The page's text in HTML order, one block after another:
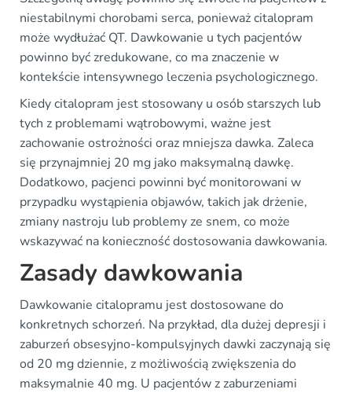
niestabilnymi chorobami serca, ponieważ citalopram
może wydłużać QT. Dawkowanie u tych pacjentów
powinno być zredukowane, co ma znaczenie w
kontekście intensywnego leczenia psychologicznego.
Kiedy citalopram jest stosowany u osób starszych lub
tych z problemami wątrobowymi, ważne jest
zachowanie ostrożności oraz mniejsza dawka. Zaleca
się przynajmniej 20 mg jako maksymalną dawkę.
Dodatkowo, pacjenci powinni być monitorowani w
przypadku wystąpienia objawów, takich jak drżenie,
zmiany nastroju lub problemy ze snem, co może
wskazywać na konieczność dostosowania dawkowania.
Zasady dawkowania
Dawkowanie citalopramu jest dostosowane do
konkretnych schorzeń. Na przykład, dla dużej depresji i
zaburzeń obsesyjno-kompulsyjnych dawki zaczynają się
od 20 mg dziennie, z możliwością zwiększenia do
maksymalnie 40 mg. U pacjentów z zaburzeniami